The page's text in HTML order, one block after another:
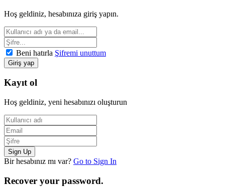
Hoş geldiniz, hesabınıza giriş yapın.
Beni hatırla Şifremi unuttum
Kayıt ol
Hoş geldiniz, yeni hesabınızı oluşturun
Bir hesabınız mı var? Go to Sign In
Recover your password.